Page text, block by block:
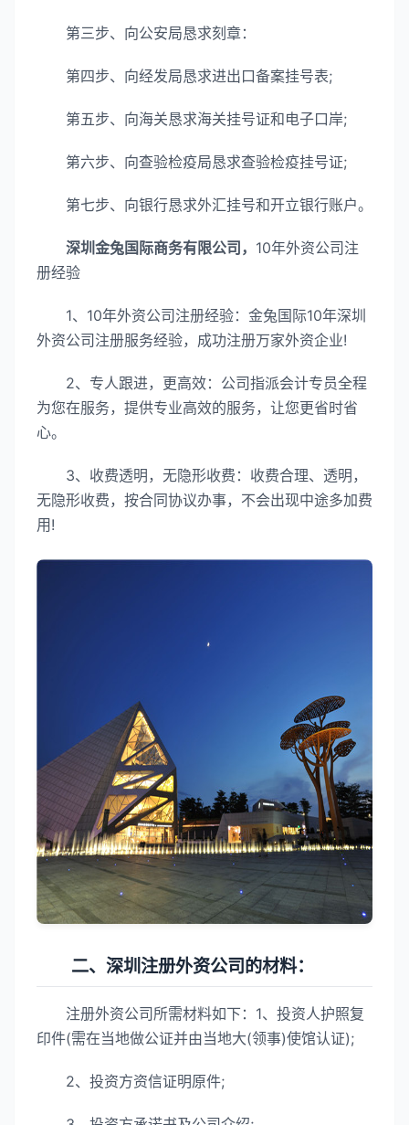
第三步、向公安局恳求刻章：
第四步、向经发局恳求进出口备案挂号表;
第五步、向海关恳求海关挂号证和电子口岸;
第六步、向查验检疫局恳求查验检疫挂号证;
第七步、向银行恳求外汇挂号和开立银行账户。
深圳金兔国际商务有限公司， 10年外资公司注
册经验
1、10年外资公司注册经验：金兔国际10年深圳
外资公司注册服务经验，成功注册万家外资企业!
2、专人跟进，更高效：公司指派会计专员全程
为您在服务，提供专业高效的服务，让您更省时省
心。
3、收费透明，无隐形收费：收费合理、透明，
无隐形收费，按合同协议办事，不会出现中途多加费
用!
二、深圳注册外资公司的材料：
注册外资公司所需材料如下：1、投资人护照复
印件(需在当地做公证并由当地大(领事)使馆认证);
2、投资方资信证明原件;